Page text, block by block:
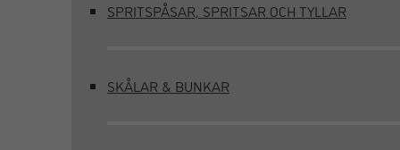
SPRITSPÅSAR, SPRITSAR OCH TYLLAR
SKÅLAR & BUNKAR